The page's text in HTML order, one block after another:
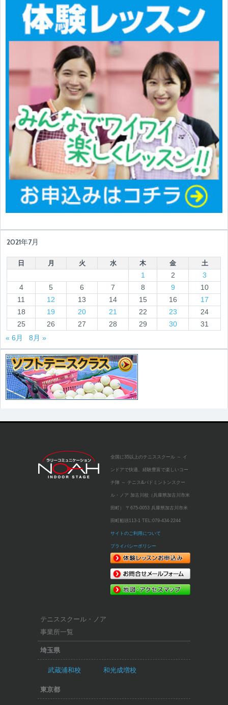
2021年7月
日 月 火 水 木 金 土
1 2
3
4
5 6 7 8 9
10
11
12 13 14 15 16
17
18
19 20 21 22 23
24
25
26 27 28 29 30
31
« 6月
8月 »
全国に35以上のテニススクール ～ イ
ンドアで快適、経験豊富で楽しいコー
チ陣 ～ テニス&バドミントンスクー
ル・ノア 加古川校（兵庫県加古川市米
田町） 〒675-0053 兵庫県加古川市米
田町船頭113-1 TEL:079-434-2244
サイトのご利用について
プライバシーポリシー
テニススクール・ノア
事業所一覧
埼玉県
武蔵浦和校 和光成増校
東京都